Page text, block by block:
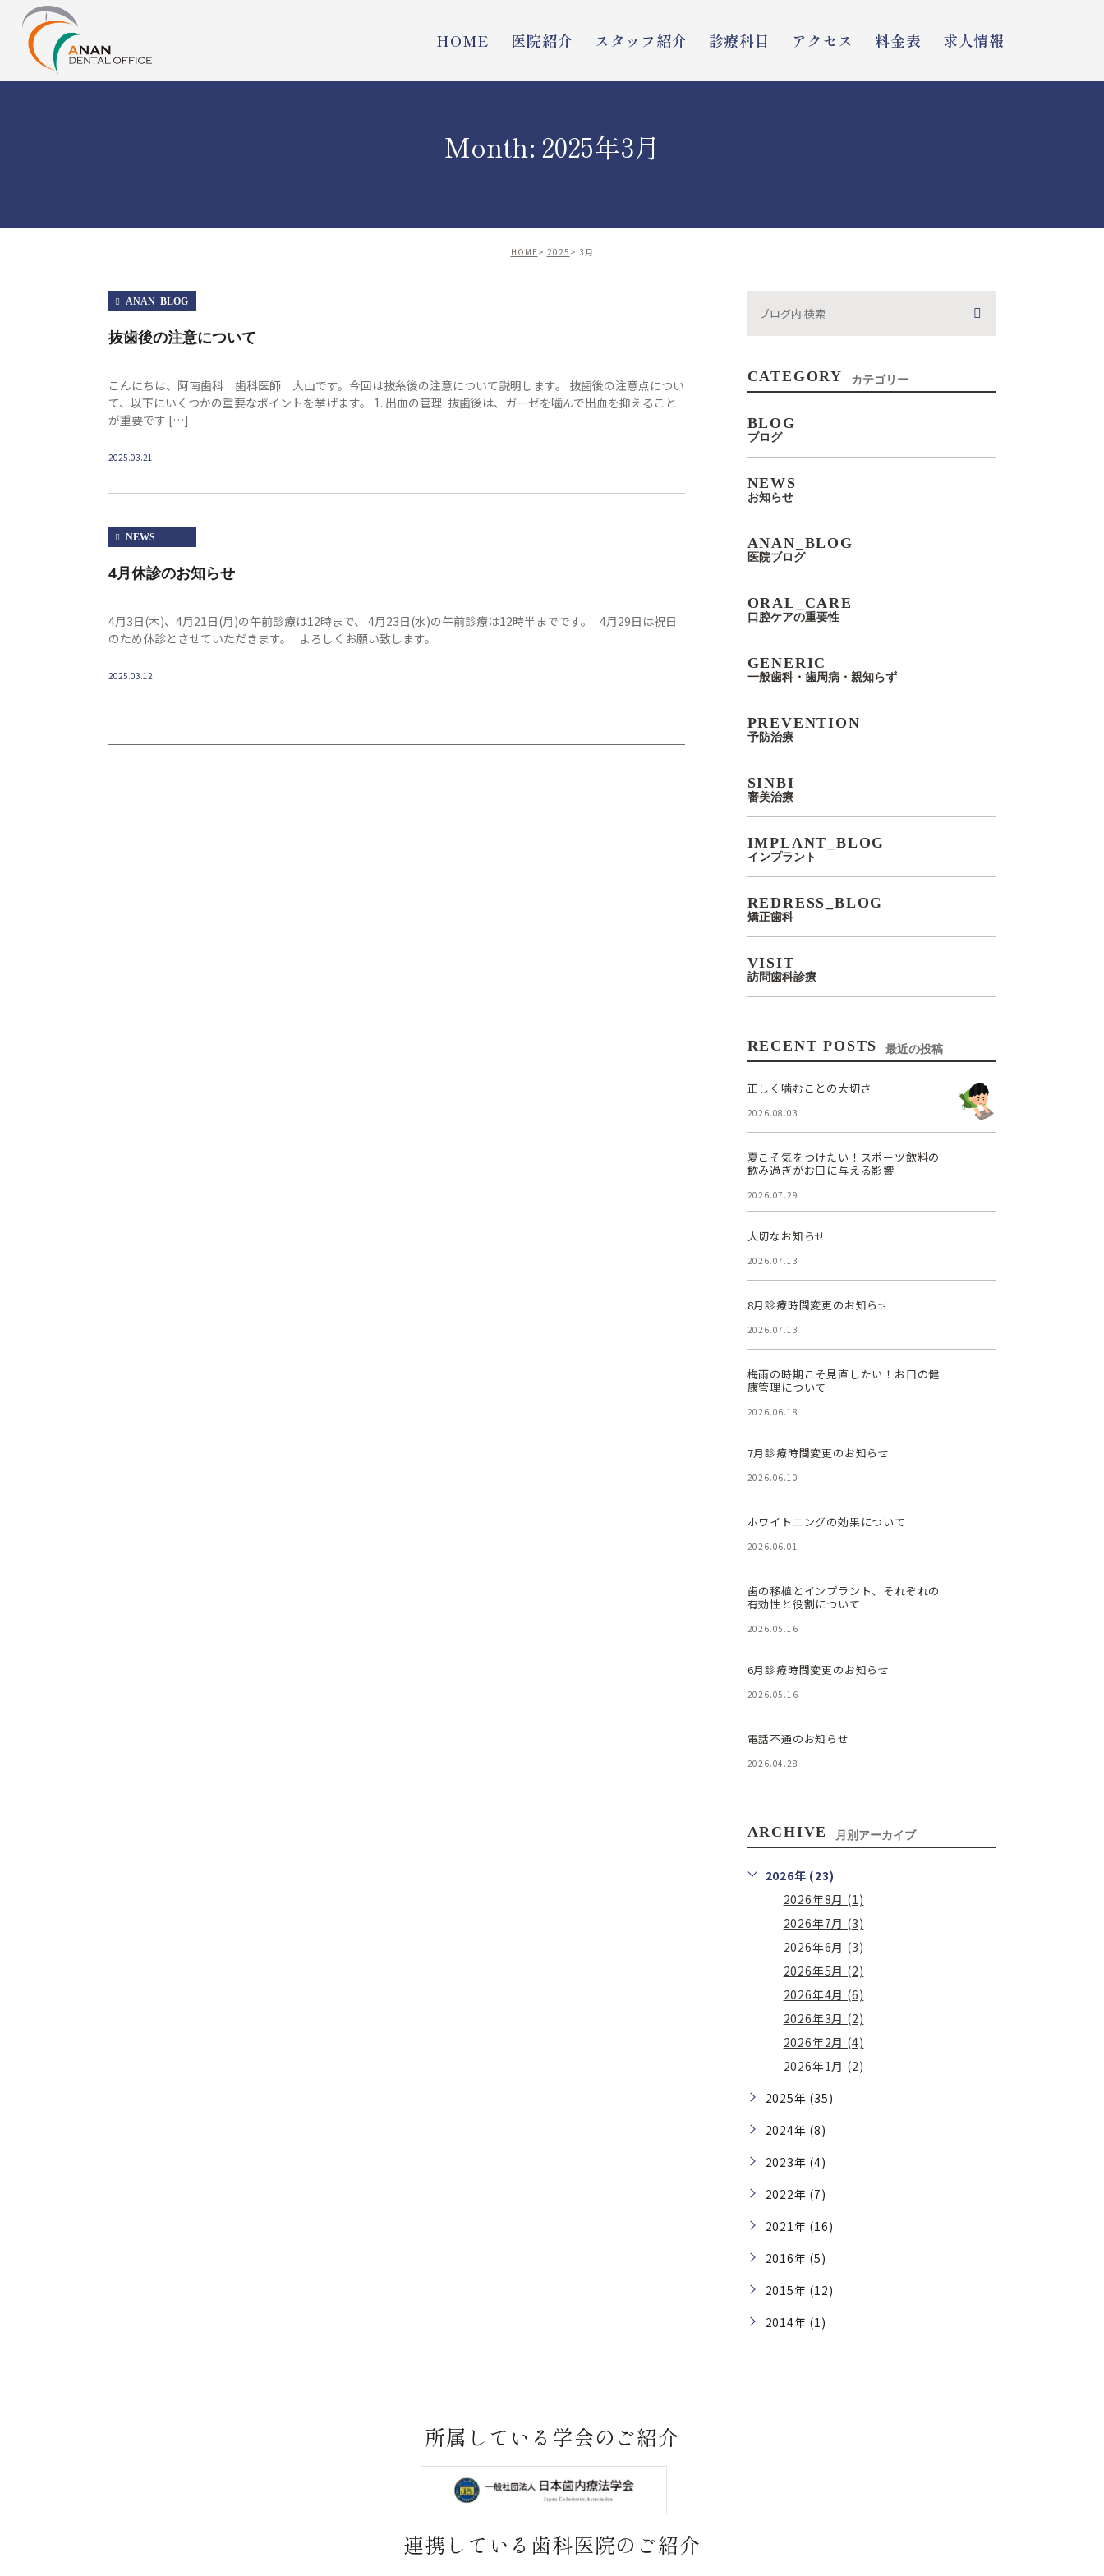
HOME 医院紹介 スタッフ紹介 診療科目 アクセス 料金表 求人情報
Month: 2025年3月
HOME 2025 3月
ANAN_BLOG
抜歯後の注意について
こんにちは、阿南歯科 歯科医師 大山です。今回は抜糸後の注意について説明します。 抜歯後の注意点につい
て、以下にいくつかの重要なポイントを挙げます。 1. 出血の管理: 抜歯後は、ガーゼを噛んで出血を抑えること
が重要です […]
2025.03.21
NEWS
4月休診のお知らせ
4月3日(木)、4月21日(月)の午前診療は12時まで、 4月23日(水)の午前診療は12時半までです。 4月29日は祝日
のため休診とさせていただきます。 よろしくお願い致します。
2025.03.12
CATEGORY カテゴリー
BLOG
ブログ
NEWS
お知らせ
ANAN_BLOG
医院ブログ
ORAL_CARE
口腔ケアの重要性
GENERIC
一般歯科・歯周病・親知らず
PREVENTION
予防治療
SINBI
審美治療
IMPLANT_BLOG
インプラント
REDRESS_BLOG
矯正歯科
VISIT
訪問歯科診療
RECENT POSTS 最近の投稿
正しく噛むことの大切さ
2026.08.03
夏こそ気をつけたい！スポーツ飲料の
飲み過ぎがお口に与える影響
2026.07.29
大切なお知らせ
2026.07.13
8月診療時間変更のお知らせ
2026.07.13
梅雨の時期こそ見直したい！お口の健
康管理について
2026.06.18
7月診療時間変更のお知らせ
2026.06.10
ホワイトニングの効果について
2026.06.01
歯の移植とインプラント、それぞれの
有効性と役割について
2026.05.16
6月診療時間変更のお知らせ
2026.05.16
電話不通のお知らせ
2026.04.28
ARCHIVE 月別アーカイブ
2026年 (23)
2026年8月 (1)
2026年7月 (3)
2026年6月 (3)
2026年5月 (2)
2026年4月 (6)
2026年3月 (2)
2026年2月 (4)
2026年1月 (2)
2025年 (35)
2024年 (8)
2023年 (4)
2022年 (7)
2021年 (16)
2016年 (5)
2015年 (12)
2014年 (1)
所属している学会のご紹介
連携している歯科医院のご紹介